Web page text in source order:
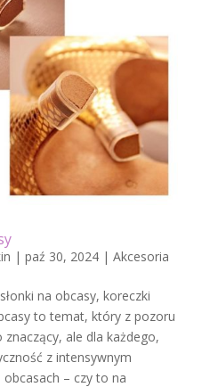
| paź 30, 2024| Akcesoria
na obcasy, koreczki
to temat, który z pozoru
ale dla każdego,
z intensywnym
– czy to na